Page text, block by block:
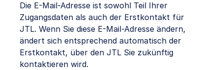
Die E-Mail-Adresse ist sowohl Teil Ihrer
Zugangsdaten als auch der Erstkontakt für
JTL. Wenn Sie diese E-Mail-Adresse ändern,
ändert sich entsprechend automatisch der
Erstkontakt, über den JTL Sie zukünftig
kontaktieren wird.